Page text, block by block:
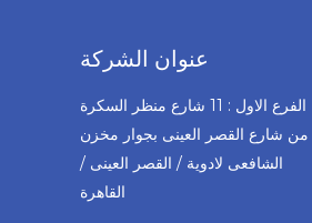
عنوان الشركة
الفرع الاول : 11 شارع منظر السكرة
من شارع القصر العينى بجوار مخزن
الشافعى لادوية / القصر العينى /
القاهرة